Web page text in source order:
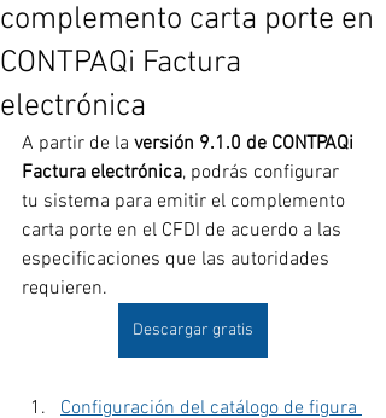
complemento carta porte en
CONTPAQi Factura
electrónica
A partir de la versión 9.1.0 de CONTPAQi
Factura electrónica, podrás configurar
tu sistema para emitir el complemento
carta porte en el CFDI de acuerdo a las
especificaciones que las autoridades
requieren.
Descargar gratis
Configuración del catálogo de figura